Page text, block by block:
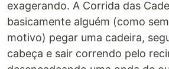
exagerando. A Corrida das
basicamente alguém (como
motivo) pegar uma cadeira,
cabeça e sair correndo pelo